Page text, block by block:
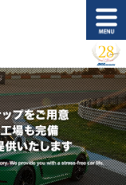
Access
アクセス
Customer's Voice
お客様の声